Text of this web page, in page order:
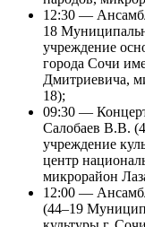
12:30 —
18
учреждение
города Сочи
Дмитриевича,
18);
09:30 —
Салобаев В.В.
учреждение
центр
микрорайон
12:00 —
(44–19